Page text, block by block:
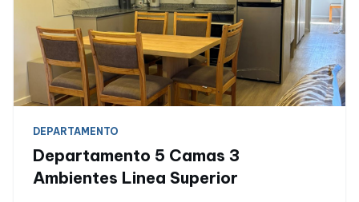
DEPARTAMENTO
Departamento 5 Camas 3
Ambientes Linea Superior